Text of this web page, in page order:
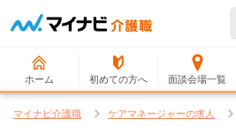
ホーム 初めての方へ 面談会場一覧
マイナビ介護職 ケアマネージャーの求人